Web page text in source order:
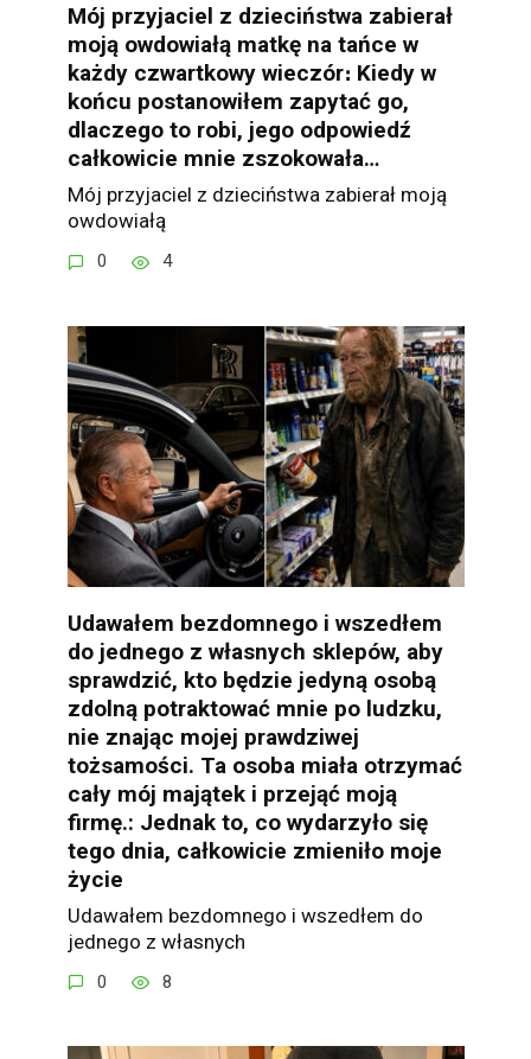
Mój przyjaciel z dzieciństwa zabierał
moją owdowiałą matkę na tańce w
każdy czwartkowy wieczór։ Kiedy w
końcu postanowiłem zapytać go,
dlaczego to robi, jego odpowiedź
całkowicie mnie zszokowała…
Mój przyjaciel z dzieciństwa zabierał moją
owdowiałą
0 4
Udawałem bezdomnego i wszedłem
do jednego z własnych sklepów, aby
sprawdzić, kto będzie jedyną osobą
zdolną potraktować mnie po ludzku,
nie znając mojej prawdziwej
tożsamości. Ta osoba miała otrzymać
cały mój majątek i przejąć moją
firmę.: Jednak to, co wydarzyło się
tego dnia, całkowicie zmieniło moje
życie
Udawałem bezdomnego i wszedłem do
jednego z własnych
0 8